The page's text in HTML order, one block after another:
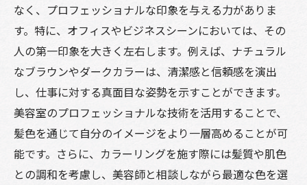
カラーリングの目的を明確にする方法
美容師とのコミュニケーションの取り方
美容室での施術前の確認事項
髪質を考慮した美容室カラーリングのおすすめ
髪質に応じた適切なカラーリング技術
細い髪に合う繊細なカラーリング
太い髪の人向けのカラーの選び方
ダメージヘアを考慮したカラーリング
なく、プロフェッショナルな印象を与える力がありま
す。特に、オフィスやビジネスシーンにおいては、その
人の第一印象を大きく左右します。例えば、ナチュラル
なブラウンやダークカラーは、清潔感と信頼感を演出
し、仕事に対する真面目な姿勢を示すことができます。
美容室のプロフェッショナルな技術を活用することで、
髪色を通じて自分のイメージをより一層高めることが可
能です。さらに、カラーリングを施す際には髪質や肌色
との調和を考慮し、美容師と相談しながら最適な色を選